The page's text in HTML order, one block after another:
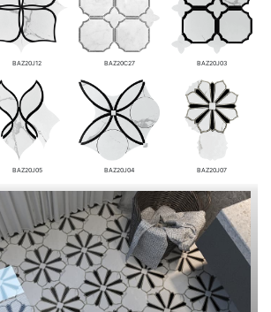
BAZ20J12 BAZ20C27 BAZ20J03
BAZ20J05 BAZ20J04 BAZ20J07